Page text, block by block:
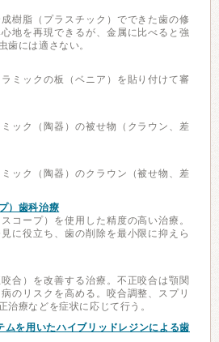
樹脂（プラスチック）でできた歯の修
地を再現できるが、金属に比べると強
歯には適さない。
ミックの板（ベニア）を貼り付けて審
ック（陶器）の被せ物（クラウン、差
ック（陶器）のクラウン（被せ物、差
）歯科治療
コープ）を使用した精度の高い治療。
に役立ち、歯の削除を最小限に抑えら
合）を改善する治療。不正咬合は顎関
のリスクを高める。咬合調整、スプリ
治療などを症状に応じて行う。
を用いたハイブリッドレジンによる歯